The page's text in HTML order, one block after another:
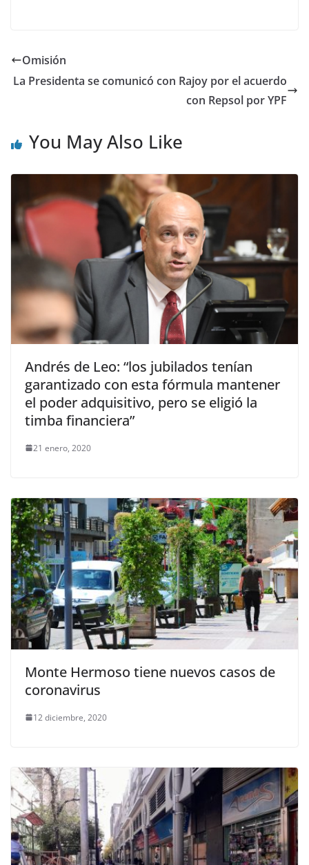
Omisión
La Presidenta se comunicó con Rajoy por el acuerdo
con Repsol por YPF
You May Also Like
Andrés de Leo: “los jubilados tenían
garantizado con esta fórmula mantener
el poder adquisitivo, pero se eligió la
timba financiera”
21 enero, 2020
Monte Hermoso tiene nuevos casos de
coronavirus
12 diciembre, 2020